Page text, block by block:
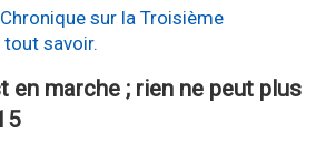
sur la Troisième
tout savoir.
en marche ; rien ne peut plus